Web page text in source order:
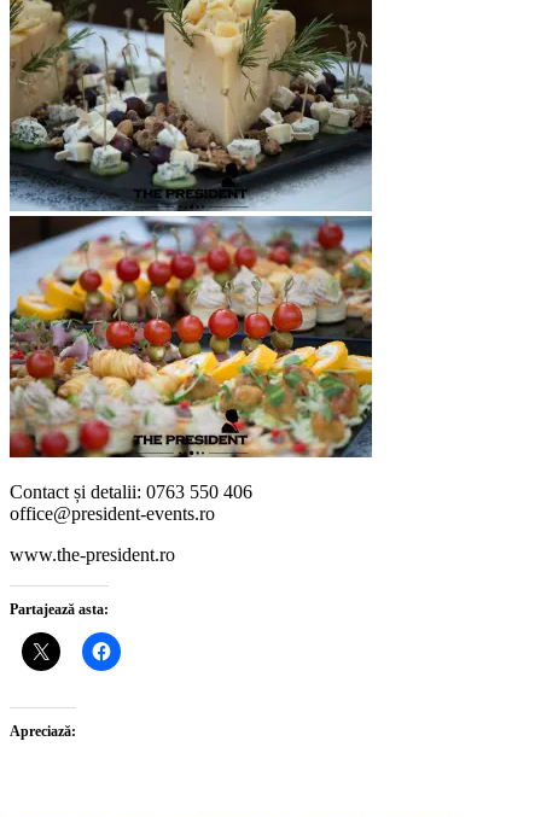
Contact și detalii: 0763 550 406
office@president-events.ro
www.the-president.ro
Partajează asta:
Apreciază: